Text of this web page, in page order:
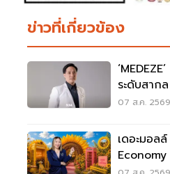
ข่าวที่เกี่ยวข้อง
ระดับสาก
ธนาคารจัด
07 ส.ค.
เดอะมอล